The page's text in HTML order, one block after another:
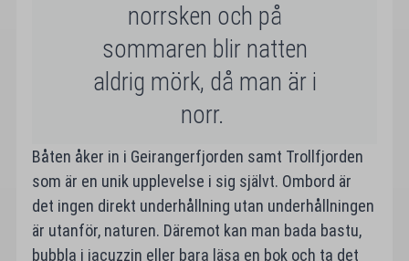
norrsken och på
sommaren blir natten
aldrig mörk, då man är i
norr.
Båten åker in i Geirangerfjorden samt Trollfjorden
som är en unik upplevelse i sig självt. Ombord är
det ingen direkt underhållning utan underhållningen
är utanför, naturen. Däremot kan man bada bastu,
bubbla i jacuzzin eller bara läsa en bok och ta det